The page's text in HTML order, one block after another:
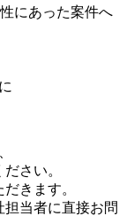
にあった案件へ
ださい。
きます。
当者に直接お問